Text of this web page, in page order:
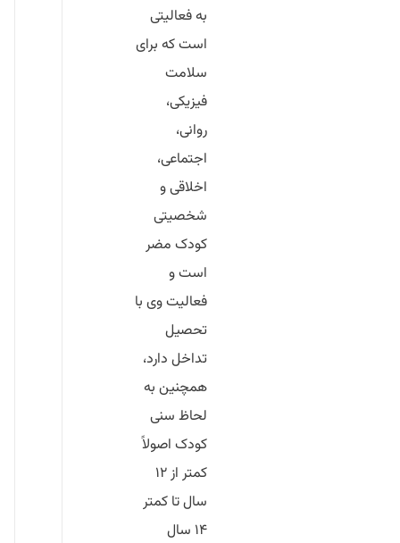
به فعالیتی
است که برای
سلامت
فیزیکی،
روانی،
اجتماعی،
اخلاقی و
شخصیتی
کودک مضر
است و
فعالیت وی با
تحصیل
تداخل دارد،
همچنین به
لحاظ سنی
کودک اصولاً
کمتر از ۱۲
سال تا کمتر
۱۴ سال